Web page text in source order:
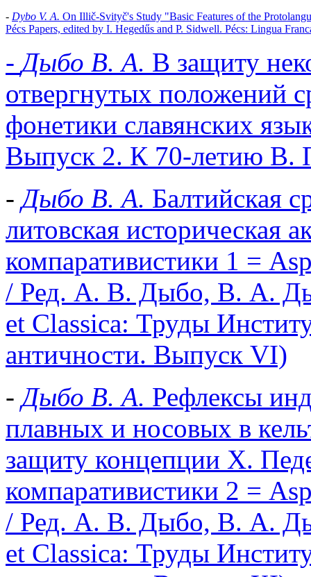
- Dybo V. A. On Illič-Svityč's Study "Basic Features of the
Pécs Papers, edited by I. Hegedűs and P. Sidwell. Pécs: Lingua
-Дыбо В. А. В защиту
отвергнутых положений
фонетики славянских
Выпуск 2. К 70-летию В.
-Дыбо В. А. Балтийская
литовская историческая
компаративистики 1 =
/ Ред. А. В. Дыбо, В. А.
et Classica: Труды
античности. Выпуск VI)
-Дыбо В. А. Рефлексы
плавных и носовых в
защиту концепции Х.
компаративистики 2 =
/ Ред. А. В. Дыбо, В. А.
et Classica: Труды